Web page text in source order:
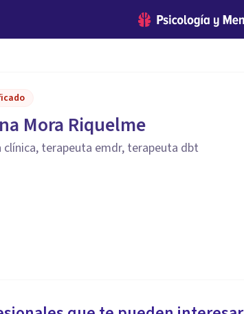
Mora Riquelme
clínica, terapeuta emdr, terapeuta dbt